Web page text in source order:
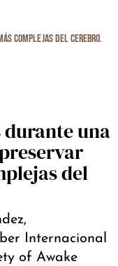
durante una
del
Internacional
of Awake